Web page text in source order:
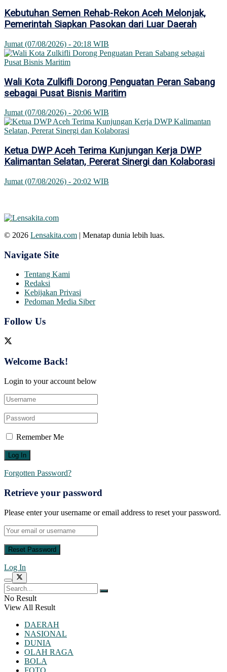
Kebutuhan Semen Rehab-Rekon Aceh Melonjak,
Pemerintah Siapkan Pasokan dari Luar Daerah
Jumat (07/08/2026) - 20:18 WIB
Wali Kota Zulkifli Dorong Penguatan Peran Sabang
sebagai Pusat Bisnis Maritim
Jumat (07/08/2026) - 20:06 WIB
Ketua DWP Aceh Terima Kunjungan Kerja DWP
Kalimantan Selatan, Pererat Sinergi dan Kolaborasi
Jumat (07/08/2026) - 20:02 WIB
© 2026 Lensakita.com | Menatap dunia lebih luas.
Navigate Site
Tentang Kami
Redaksi
Kebijakan Privasi
Pedoman Media Siber
Follow Us
Welcome Back!
Login to your account below
Remember Me
Forgotten Password?
Retrieve your password
Please enter your username or email address to reset your password.
Log In
No Result
View All Result
DAERAH
NASIONAL
DUNIA
OLAH RAGA
BOLA
FOTO